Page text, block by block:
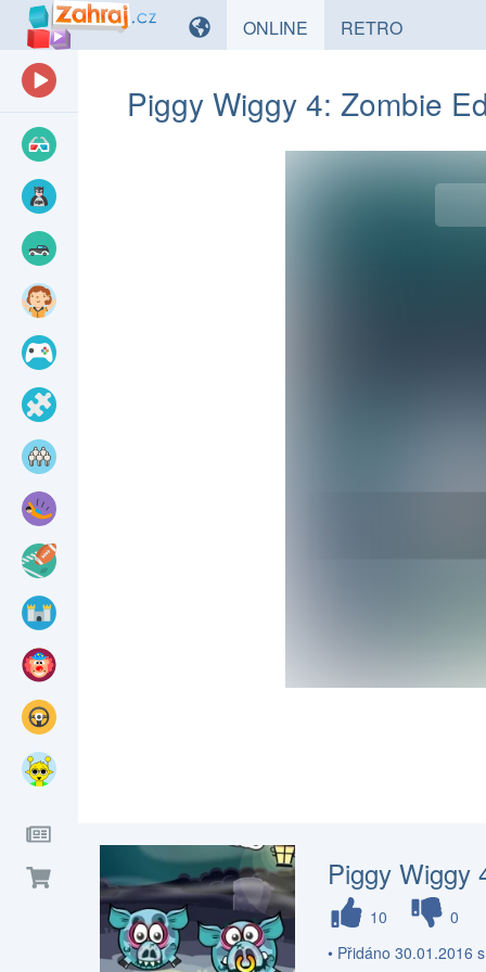
ONLINE HRYRETROHRY
Piggy Wiggy 4: Zombie
Piggy Wiggy
10
0
• Přidáno 30.01.2016